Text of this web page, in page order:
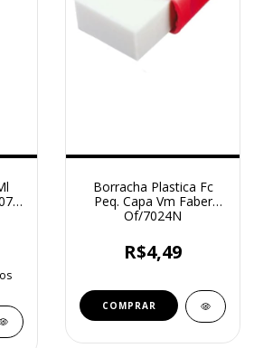
Borracha Plastica Fc
Peq. Capa Vm Faber
Of/7024N
R$4,49